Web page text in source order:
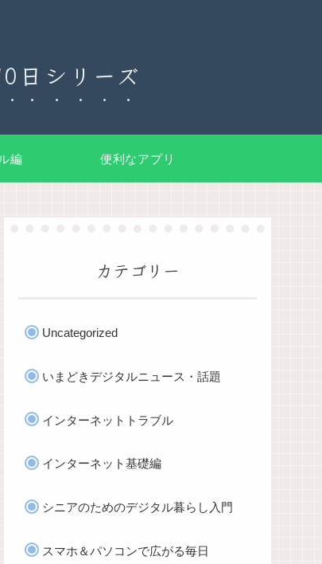
日シリーズ
編 便利なアプリ
カテゴリー
Uncategorized
いまどきデジタルニュース・話題
インターネットトラブル
インターネット基礎編
シニアのためのデジタル暮らし入門
スマホ＆パソコンで広がる毎日